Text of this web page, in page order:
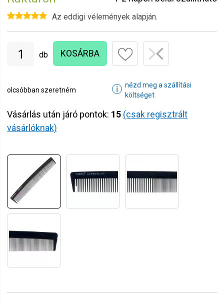
Az eddigi vélemények alapján.
db KOSÁRBA
olcsóbban szeretném ℹ
nézd meg a szállítási
költséget
Vásárlás után járó pontok: 15 (csak regisztrált
vásárlóknak)